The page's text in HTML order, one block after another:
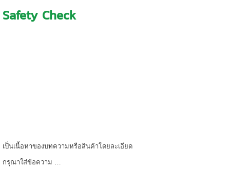
Safety Check
เป็นเนื้อหาของบทความหรือสินค้าโดยละเอียด
กรุณาใส่ข้อความ …